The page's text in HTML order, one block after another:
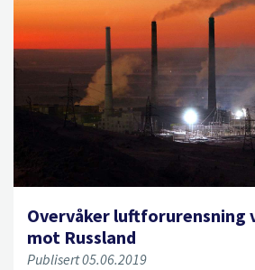
Overvåker luftforurensning
mot Russland
Publisert 05.06.2019